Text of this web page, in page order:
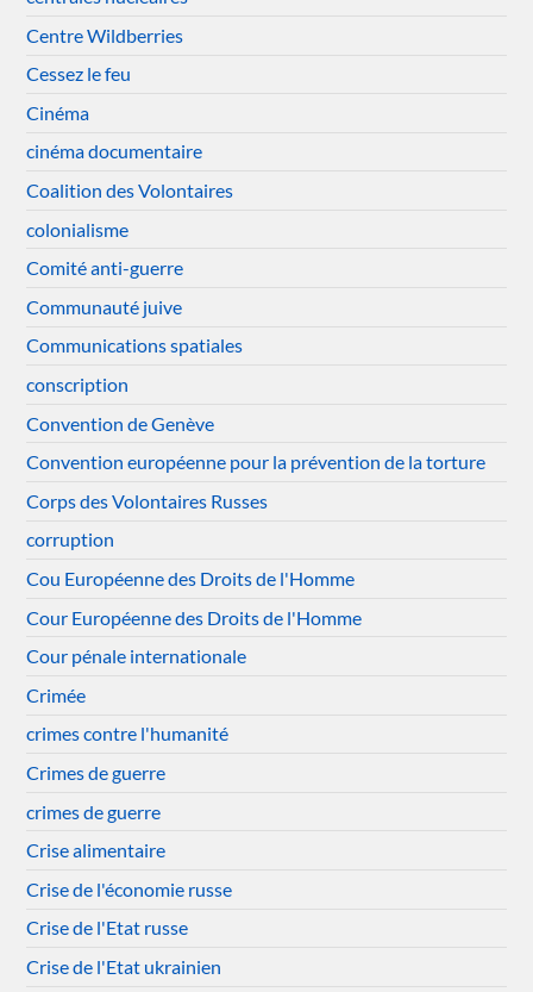
Centre Wildberries
Cessez le feu
Cinéma
cinéma documentaire
Coalition des Volontaires
colonialisme
Comité anti-guerre
Communauté juive
Communications spatiales
conscription
Convention de Genève
Convention européenne pour la prévention de la torture
Corps des Volontaires Russes
corruption
Cou Européenne des Droits de l'Homme
Cour Européenne des Droits de l'Homme
Cour pénale internationale
Crimée
crimes contre l'humanité
Crimes de guerre
crimes de guerre
Crise alimentaire
Crise de l'économie russe
Crise de l'Etat russe
Crise de l'Etat ukrainien